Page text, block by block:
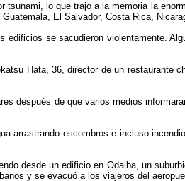
tsunami, lo que trajo a la memoria la
El Salvador, Costa Rica,
edificios se sacudieron violentamente.
Hata, 36, director de un restaurante
después de que varios medios
arrastrando escombros e incluso
desde un edificio en Odaiba, un
y se evacuó a los viajeros del